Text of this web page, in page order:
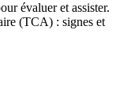
évaluer et assister.
(TCA) : signes et